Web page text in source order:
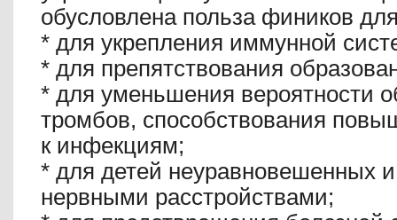
обусловлена польза фиников
* для укрепления иммунной
* для препятствования
* для уменьшения вероятности
тромбов, способствования
к инфекциям;
* для детей неуравновешенных
нервными расстройствами;